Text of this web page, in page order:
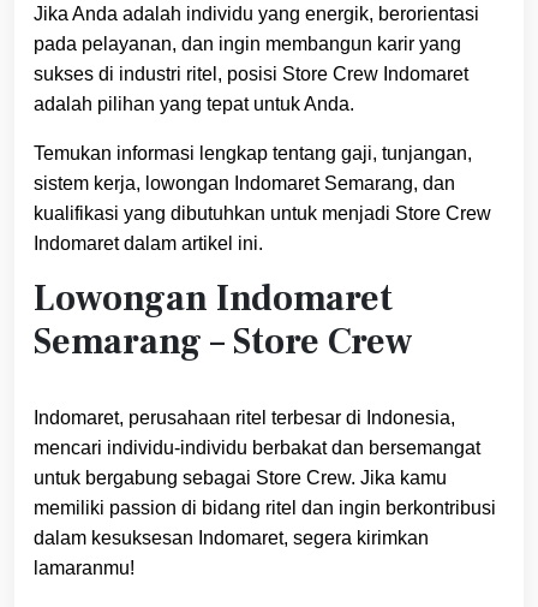
Jika Anda adalah individu yang energik, berorientasi
pada pelayanan, dan ingin membangun karir yang
sukses di industri ritel, posisi Store Crew Indomaret
adalah pilihan yang tepat untuk Anda.
Temukan informasi lengkap tentang gaji, tunjangan,
sistem kerja, lowongan Indomaret Semarang, dan
kualifikasi yang dibutuhkan untuk menjadi Store Crew
Indomaret dalam artikel ini.
Lowongan Indomaret
Semarang – Store Crew
Indomaret, perusahaan ritel terbesar di Indonesia,
mencari individu-individu berbakat dan bersemangat
untuk bergabung sebagai Store Crew. Jika kamu
memiliki passion di bidang ritel dan ingin berkontribusi
dalam kesuksesan Indomaret, segera kirimkan
lamaranmu!